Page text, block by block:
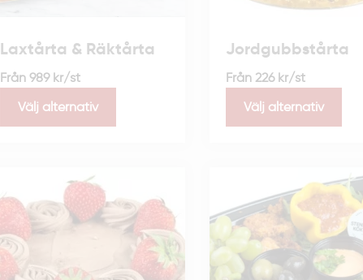
Laxtårta & Räktårta
Från 989 kr/st
Välj alternativ
Jordgubbstårta
Från 226 kr/st
Välj alternativ